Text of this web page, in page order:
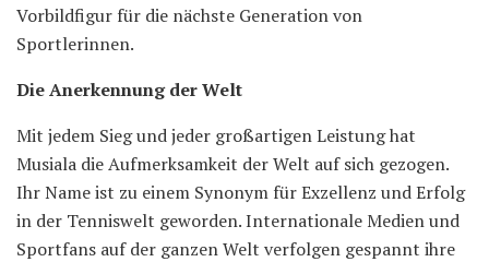
Vorbildfigur für die nächste Generation von
Sportlerinnen.
Die Anerkennung der Welt
Mit jedem Sieg und jeder großartigen Leistung hat
Musiala die Aufmerksamkeit der Welt auf sich gezogen.
Ihr Name ist zu einem Synonym für Exzellenz und Erfolg
in der Tenniswelt geworden. Internationale Medien und
Sportfans auf der ganzen Welt verfolgen gespannt ihre